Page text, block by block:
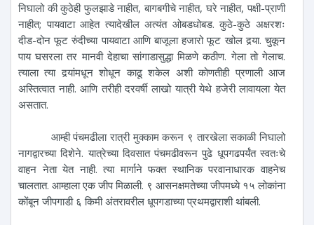
निघालो की कुठेही फुलझाडे नाहीत, बागबगीचे नाहीत, घरे नाहीत, पक्षी-प्राणी
नाहीत; पायवाटा आहेत त्यादेखील अत्यंत ओबडधोबड. कुठे-कुठे अक्षरशः
दीड-दोन फूट रुंदीच्या पायवाटा आणि बाजूला हजारो फूट खोल दर्‍या. चुकून
पाय घसरला तर मानवी देहाचा सांगाडासुद्धा मिळणे कठीण. गेला तो गेलाच.
त्याला त्या दर्‍यांमधून शोधून काढू शकेल अशी कोणतीही प्रणाली आज
अस्तित्वात नाही. आणि तरीही दरवर्षी लाखो यात्री येथे हजेरी लावायला येत
असतात.
आम्ही पंचमढीला रात्री मुक्काम करून ९ तारखेला सकाळी निघालो
नागद्वारच्या दिशेने. यात्रेच्या दिवसात पंचमढीवरून पुढे धूपगढपर्यंत स्वतःचे
वाहन नेता येत नाही. त्या मार्गाने फक्त स्थानिक परवानाधारक वाहनेच
चालतात. आम्हाला एक जीप मिळाली. ९ आसनक्षमतेच्या जीपमध्ये १५ लोकांना
कोंबून जीपगाडी ६ किमी अंतरावरील धूपगडाच्या प्रथमद्वाराशी थांबली.